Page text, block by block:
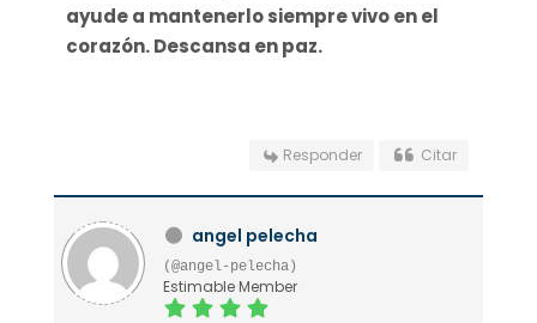
ayude a mantenerlo siempre vivo en el
corazón. Descansa en paz.
Responder Citar
angel pelecha
(@angel-pelecha)
Estimable Member